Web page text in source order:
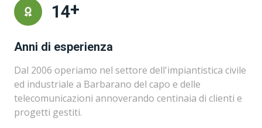
18+
Anni di esperienza
Dal 2006 operiamo nel settore dell'impiantistica civile
ed industriale a Barbarano del capo e delle
telecomunicazioni annoverando centinaia di clienti e
progetti gestiti.